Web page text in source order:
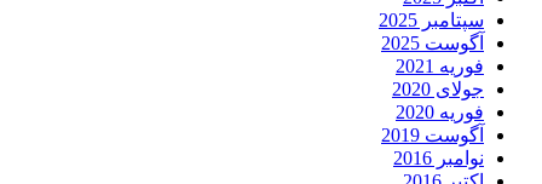
سپتامبر 2025
آگوست 2025
فوریه 2021
جولای 2020
فوریه 2020
آگوست 2019
نوامبر 2016